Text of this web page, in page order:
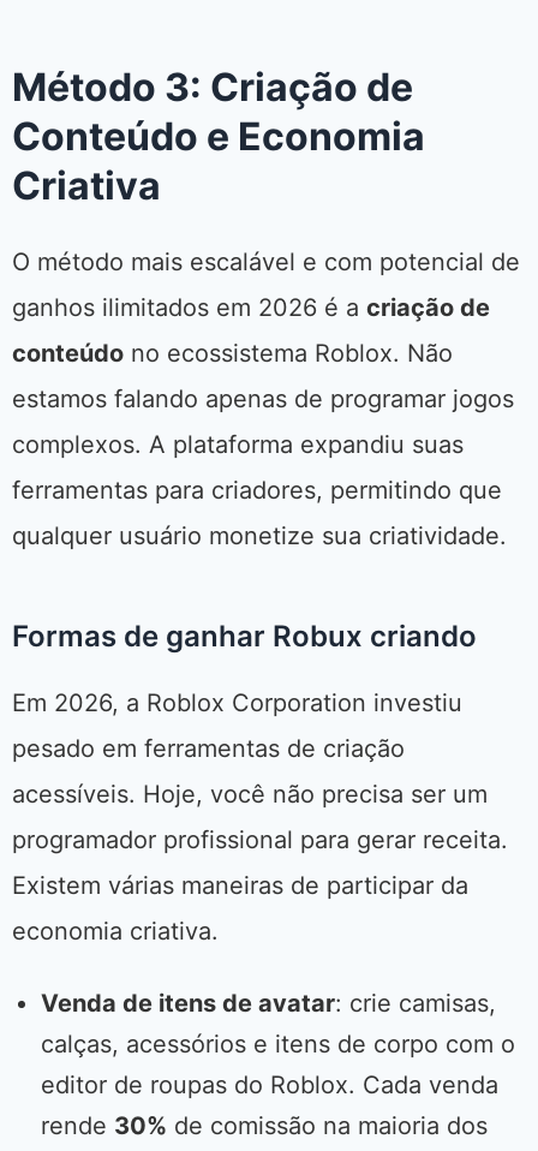
Método 3: Criação de
Conteúdo e Economia
Criativa
O método mais escalável e com potencial de
ganhos ilimitados em 2026 é a criação de
conteúdo no ecossistema Roblox. Não
estamos falando apenas de programar jogos
complexos. A plataforma expandiu suas
ferramentas para criadores, permitindo que
qualquer usuário monetize sua criatividade.
Formas de ganhar Robux criando
Em 2026, a Roblox Corporation investiu
pesado em ferramentas de criação
acessíveis. Hoje, você não precisa ser um
programador profissional para gerar receita.
Existem várias maneiras de participar da
economia criativa.
Venda de itens de avatar: crie camisas,
calças, acessórios e itens de corpo com o
editor de roupas do Roblox. Cada venda
rende 30% de comissão na maioria dos